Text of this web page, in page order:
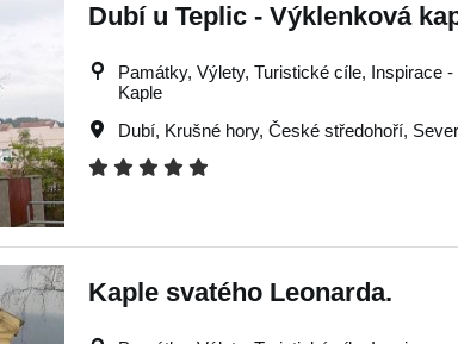
Dubí u Teplic - Výklenková
Památky, Výlety, Turistické cíle, Inspirace
Kaple
Dubí, Krušné hory, České středohoří,
Kaple svatého Leonarda.